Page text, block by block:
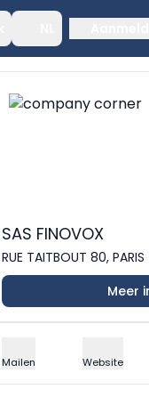
SAS FINOVOX
RUE TAITBOUT 80,
Meer
Mailen Website